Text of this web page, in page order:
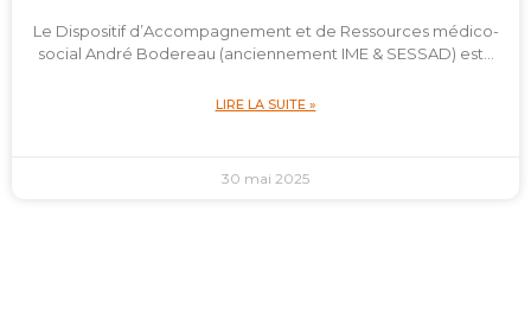
Le Dispositif d’Accompagnement et de Ressources médico-
social André Bodereau (anciennement IME & SESSAD) est…
LIRE LA SUITE »
30 mai 2025